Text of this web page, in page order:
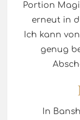
Portion
erneut in
Ich kann
genug
In